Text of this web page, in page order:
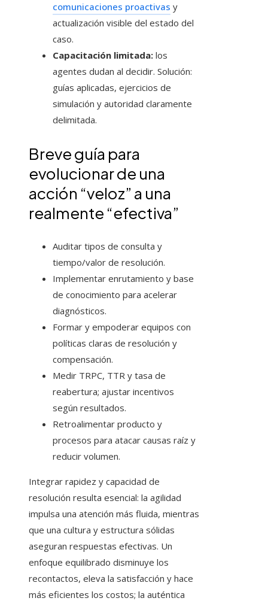
comunicaciones proactivas y
actualización visible del estado del
caso.
Capacitación limitada: los
agentes dudan al decidir. Solución:
guías aplicadas, ejercicios de
simulación y autoridad claramente
delimitada.
Breve guía para
evolucionar de una
acción “veloz” a una
realmente “efectiva”
Auditar tipos de consulta y
tiempo/valor de resolución.
Implementar enrutamiento y base
de conocimiento para acelerar
diagnósticos.
Formar y empoderar equipos con
políticas claras de resolución y
compensación.
Medir TRPC, TTR y tasa de
reabertura; ajustar incentivos
según resultados.
Retroalimentar producto y
procesos para atacar causas raíz y
reducir volumen.
Integrar rapidez y capacidad de
resolución resulta esencial: la agilidad
impulsa una atención más fluida, mientras
que una cultura y estructura sólidas
aseguran respuestas efectivas. Un
enfoque equilibrado disminuye los
recontactos, eleva la satisfacción y hace
más eficientes los costos; la auténtica